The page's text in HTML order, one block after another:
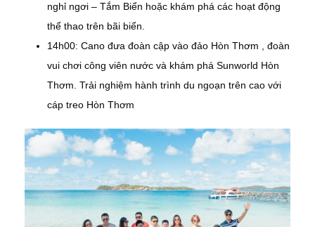
nghỉ ngơi – Tắm Biển hoặc khám phá các hoạt động
thể thao trên bãi biển.
14h00: Cano đưa đoàn cập vào đảo Hòn Thơm , đoàn
vui chơi công viên nước và khám phá Sunworld Hòn
Thơm. Trải nghiệm hành trình du ngoạn trên cao với
cáp treo Hòn Thơm